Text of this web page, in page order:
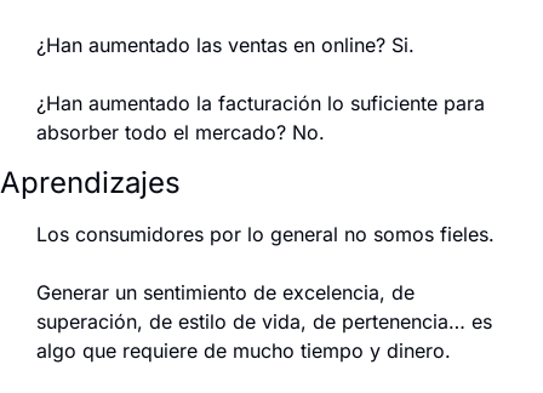
¿Han aumentado las ventas en online? Si.
¿Han aumentado la facturación lo suficiente para
absorber todo el mercado? No.
Aprendizajes
Los consumidores por lo general no somos fieles.
Generar un sentimiento de excelencia, de
superación, de estilo de vida, de pertenencia… es
algo que requiere de mucho tiempo y dinero.